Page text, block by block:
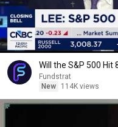
Will the S&P 500 Hit
Fundstrat
New
114K views